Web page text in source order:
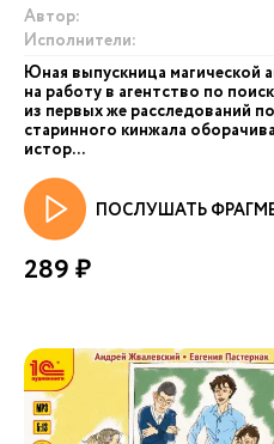
Автор:
Исполнители:
Юная выпускница магической
на работу в агентство по
из первых же расследований
старинного кинжала
истор...
ПОСЛУШАТЬ
289 ₽